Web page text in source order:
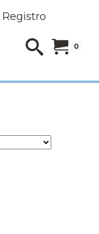
Registro
0